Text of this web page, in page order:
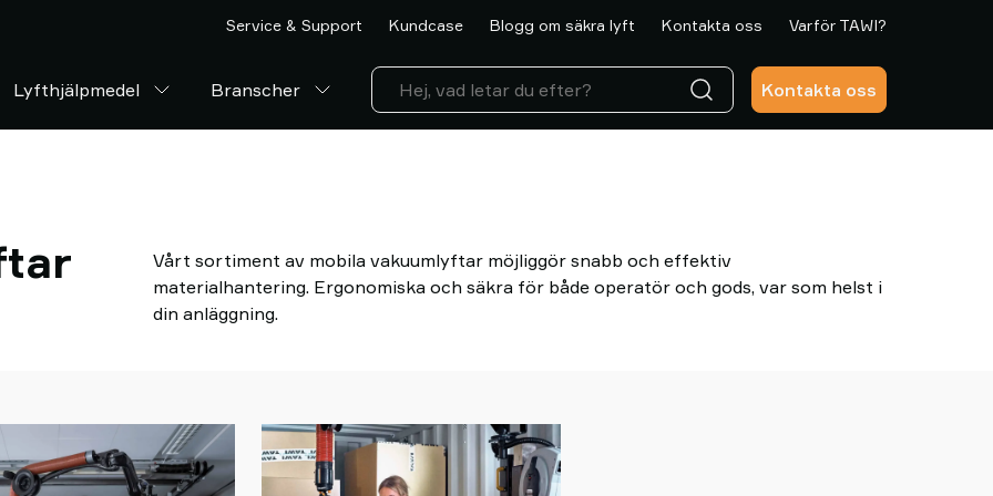
Service & Support Kundcase Blogg om säkra lyft Kontakta oss Varför TAWI?
Lyfthjälpmedel Branscher Kontakta oss
Vårt sortiment av mobila vakuumlyftar möjliggör snabb och effektiv
materialhantering. Ergonomiska och säkra för både operatör och gods, var som helst i
din anläggning.